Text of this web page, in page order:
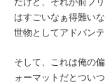
はすごいなぁ得難い
世物としてアドバン
そして、これは俺の
ォーマットだとつい